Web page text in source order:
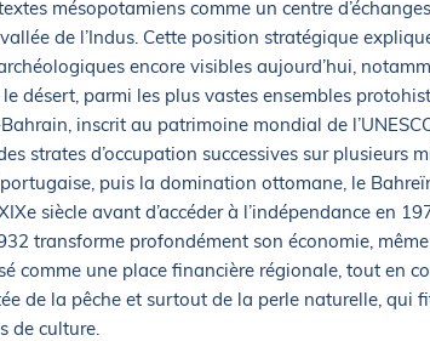
mésopotamiens comme un centre
de l’Indus. Cette position stratégique
encore visibles aujourd’hui,
désert, parmi les plus vastes ensembles
inscrit au patrimoine mondial de
strates d’occupation successives sur plusieurs
puis la domination ottomane, le
siècle avant d’accéder à l’indépendance en
transforme profondément son économie, même
comme une place financière régionale, tout en
de la pêche et surtout de la perle naturelle, qui
de culture.